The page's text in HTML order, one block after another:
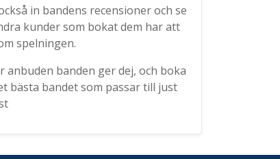
in bandens recensioner och se
kunder som bokat dem har att
spelningen.
anbuden banden ger dej, och boka
bästa bandet som passar till just